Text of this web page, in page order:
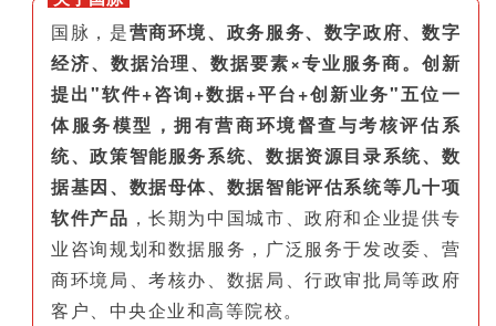
国脉，是营商环境、政务服务、数字政府、数字
经济、数据治理、数据要素×专业服务商。创新
提出"软件+咨询+数据+平台+创新业务"五位一
体服务模型，拥有营商环境督查与考核评估系
统、政策智能服务系统、数据资源目录系统、数
据基因、数据母体、数据智能评估系统等几十项
软件产品 ，长期为中国城市、政府和企业提供专
业咨询规划和数据服务，广泛服务于发改委、营
商环境局、考核办、数据局、行政审批局等政府
客户、中央企业和高等院校。